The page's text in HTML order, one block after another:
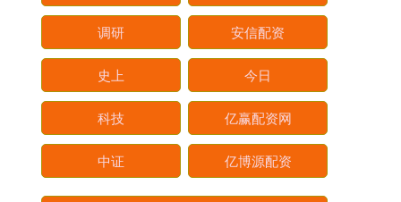
调研 安信配资
史上 今日
科技 亿赢配资网
中证 亿博源配资